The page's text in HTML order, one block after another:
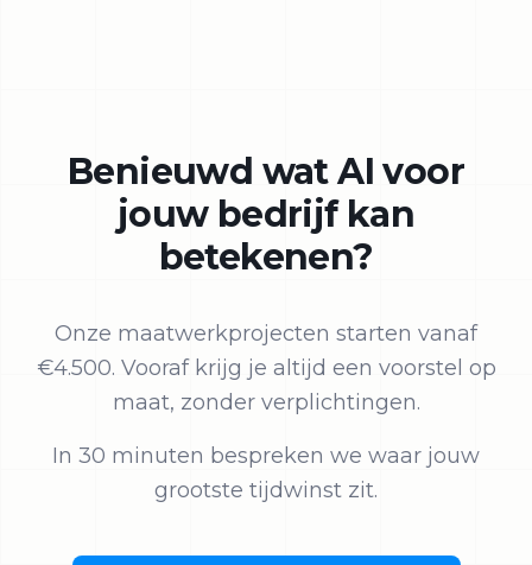
Benieuwd wat AI voor
jouw bedrijf kan
betekenen?
Onze maatwerkprojecten starten vanaf
€4.500. Vooraf krijg je altijd een voorstel op
maat, zonder verplichtingen.
In 30 minuten bespreken we waar jouw
grootste tijdwinst zit.